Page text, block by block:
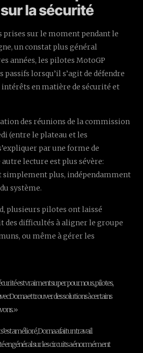
la sécurité
prises sur le moment pendant le
un constat plus général
années, les pilotes MotoGP
lorsqu’il s’agit de défendre
en matière de sécurité et
des réunions de la commission
(entre le plateau et les
par une forme de
lecture est plus sévère:
simplement plus, indépendamment
système.
plusieurs pilotes ont laissé
des difficultés à aligner le groupe
ou même à gérer les
est vraiment super pour nous, pilotes,
Dorna et trouver des solutions à certains
»
amélioré, Dorna a fait un travail
en général sur les circuits a énormément